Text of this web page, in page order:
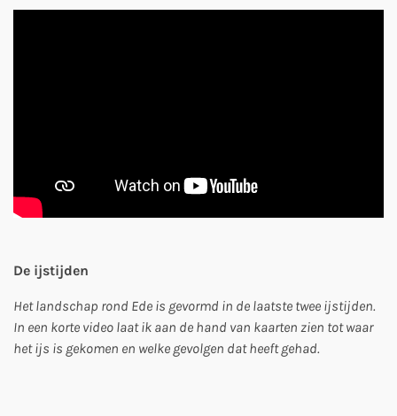
De ijstijden
Het landschap rond Ede is gevormd in de laatste twee ijstijden.
In een korte video laat ik aan de hand van kaarten zien tot waar
het ijs is gekomen en welke gevolgen dat heeft gehad.